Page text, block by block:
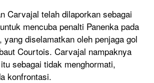
Carvajal telah dilaporkan sebagai
mencuba penalti Panenka pada
yang diselamatkan oleh penjaga gol
Courtois. Carvajal nampaknya
sebagai tidak menghormati,
konfrontasi.